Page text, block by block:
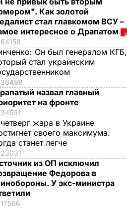
Как золотой
стал главкомом ВСУ –
интересное о Драпатом
64158
Он был генералом КГБ,
стал украинским
36498
назвал главный
на фронте
34591
жара в Украине
своего максимума.
станет легче
23031
из ОП исключил
Федорова в
У экс-министра
17566